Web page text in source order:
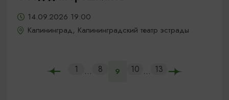
14.09.2026 19:00
Калининград, Калининградский театр эстрады
1 ... 8 9 10 ... 13